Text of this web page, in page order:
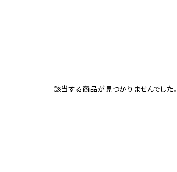
該当する商品が見つかりませんでした。